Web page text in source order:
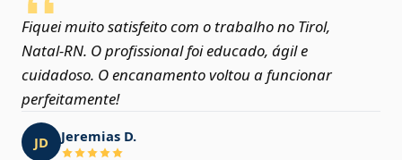
Fiquei muito satisfeito com o trabalho no Tirol,
Natal‑RN. O profissional foi educado, ágil e
cuidadoso. O encanamento voltou a funcionar
perfeitamente!
JD Jeremias D.